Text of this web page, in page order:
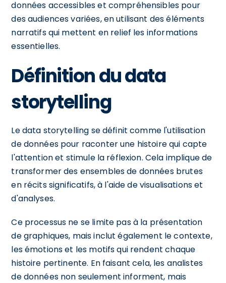
données accessibles et compréhensibles pour
des audiences variées, en utilisant des éléments
narratifs qui mettent en relief les informations
essentielles.
Définition du data
storytelling
Le data storytelling se définit comme l'utilisation
de données pour raconter une histoire qui capte
l'attention et stimule la réflexion. Cela implique de
transformer des ensembles de données brutes
en récits significatifs, à l'aide de visualisations et
d'analyses.
Ce processus ne se limite pas à la présentation
de graphiques, mais inclut également le contexte,
les émotions et les motifs qui rendent chaque
histoire pertinente. En faisant cela, les analistes
de données non seulement informent, mais